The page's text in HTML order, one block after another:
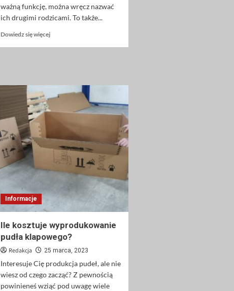
ważną funkcję, można wręcz nazwać
ich drugimi rodzicami. To także...
Dowiedz się więcejDowiedz
powinni
kupić
chrzestni
chrzciny?
Informacje
Ile kosztuje wyprodukowanie
pudła klapowego?
Redakcja 25 marca, 2023
Interesuje Cię produkcja pudeł, ale nie
wiesz od czego zacząć? Z pewnością
powinieneś wziąć pod uwagę wiele